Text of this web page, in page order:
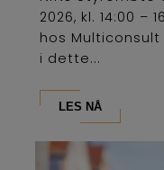
2026, kl. 14:00 –
hos
i dette...
LES NÅ